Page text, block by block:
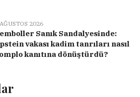
2026
Sanık Sandalyesinde:
vakası kadim tanrıları nasıl
kanıtına dönüştürdü?